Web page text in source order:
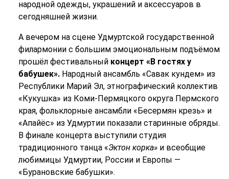
народной одежды, украшений и аксессуаров в
сегодняшней жизни.
А вечером на сцене Удмуртской государственной
филармонии с большим эмоциональным подъёмом
прошёл фестивальный концерт «В гостях у
бабушек».Народный ансамбль «Савак кундем» из
Республики Марий Эл, этнографический коллектив
«Кукушка» из Коми-Пермяцкого округа Пермского
края, фольклорные ансамбли «Бесермян крезь» и
«Апайёс» из Удмуртии показали старинные обряды.
В финале концерта выступили студия
традиционного танца «Эктон корка»и всеобщие
любимицы Удмуртии, России и Европы —
«Бурановские бабушки».